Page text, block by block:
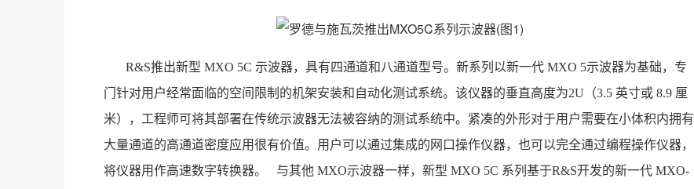
R&S推出新型 MXO 5C 示波器，具有四通道和八通道型号。新系列以新一代 MXO 5示波器为基础，专
门针对用户经常面临的空间限制的机架安装和自动化测试系统。该仪器的垂直高度为2U（3.5 英寸或 8.9 厘
米），工程师可将其部署在传统示波器无法被容纳的测试系统中。紧凑的外形对于用户需要在小体积内拥有
大量通道的高通道密度应用很有价值。用户可以通过集成的网口操作仪器，也可以完全通过编程操作仪器，
将仪器用作高速数字转换器。 与其他 MXO示波器一样，新型 MXO 5C 系列基于R&S开发的新一代 MXO-